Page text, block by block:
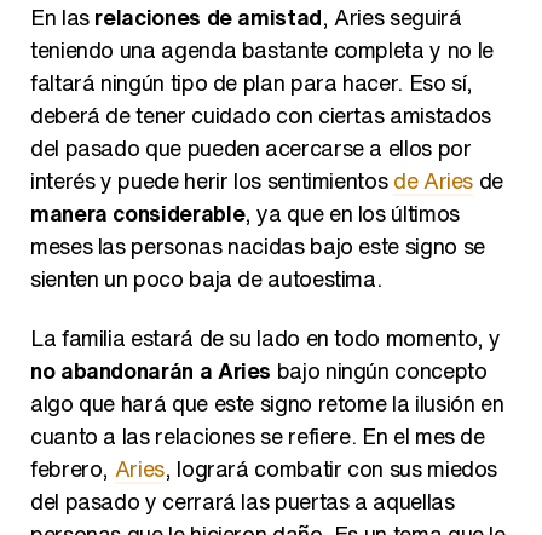
En lasrelaciones de amistad, Aries seguirá
teniendo una agenda bastante completa y no le
faltará ningún tipo de plan para hacer. Eso sí,
deberá de tener cuidado con ciertas amistados
del pasado que pueden acercarse a ellos por
interés y puede herir los sentimientosde Aries de
manera considerable, ya que en los últimos
meses las personas nacidas bajo este signo se
sienten un poco baja de autoestima.
La familia estará de su lado en todo momento, y
no abandonarán a Aries bajo ningún concepto
algo que hará que este signo retome la ilusión en
cuanto a las relaciones se refiere. En el mes de
febrero, Aries, logrará combatir con sus miedos
del pasado y cerrará las puertas a aquellas